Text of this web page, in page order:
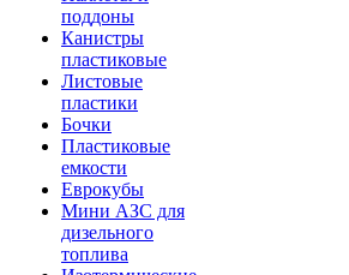
поддоны
Канистры
пластиковые
Листовые
пластики
Бочки
Пластиковые
емкости
Еврокубы
Мини АЗС для
дизельного
топлива